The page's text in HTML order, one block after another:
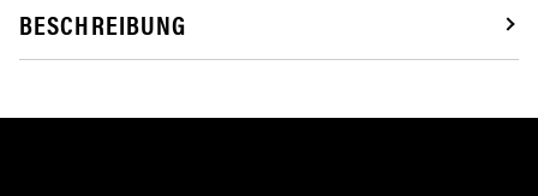
BESCHREIBUNG